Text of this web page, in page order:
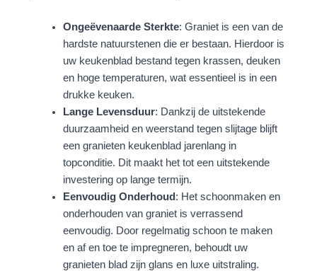
Ongeëvenaarde Sterkte: Graniet is een van de
hardste natuurstenen die er bestaan. Hierdoor is
uw keukenblad bestand tegen krassen, deuken
en hoge temperaturen, wat essentieel is in een
drukke keuken.
Lange Levensduur: Dankzij de uitstekende
duurzaamheid en weerstand tegen slijtage blijft
een granieten keukenblad jarenlang in
topconditie. Dit maakt het tot een uitstekende
investering op lange termijn.
Eenvoudig Onderhoud : Het schoonmaken en
onderhouden van graniet is verrassend
eenvoudig. Door regelmatig schoon te maken
en af en toe te impregneren, behoudt uw
granieten blad zijn glans en luxe uitstraling.